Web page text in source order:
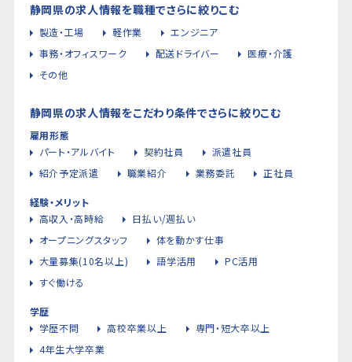
静岡県の求人情報を職種でさらに絞りこむ
製造・工場 軽作業
エンジニア
事務・オフィスワーク
配送ドライバー
医療・介護
その他
静岡県の求人情報をこだわり条件でさらに絞りこむ
雇用形態
パート・アルバイト
契約社員
派遣社員
紹介予定派遣
職業紹介 業務委託 正社員
経験・メリット
高収入・高時給
日払い/週払い
オープニングスタッフ
体を動かす仕事
大量募集(10名以上)
語学活用
PC活用
すぐ働ける
学歴
学歴不問
高校卒業以上
専門・短大卒以上
4年生大学卒業